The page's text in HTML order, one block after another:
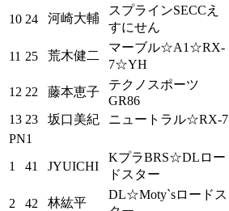
10 24 河崎大輔
スプラインSECCえ
すにせん
11 25 荒木健二
マーブル☆A1☆RX-
7☆YH
12 22 藤本恵子
テクノスポーツ
GR86
13 23 坂口美紀 ニュートラル☆RX-7
PN1
1
41 JYUICHI
KプラBRS☆DLロー
ドスター
2 42 林紘平
DL☆Moty`sロードス